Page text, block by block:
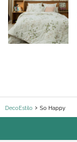
DecoEstilo So Happy